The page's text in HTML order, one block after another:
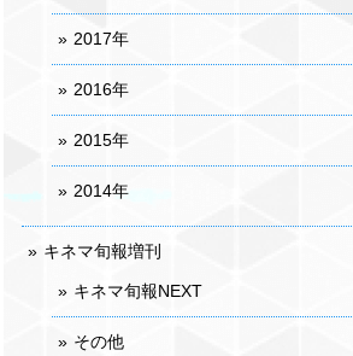
2017年
2016年
2015年
2014年
キネマ旬報増刊
キネマ旬報NEXT
その他